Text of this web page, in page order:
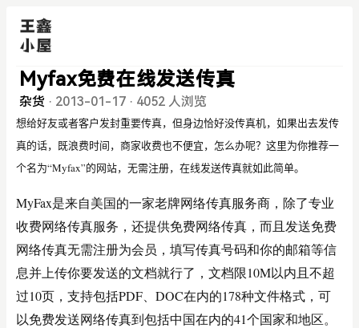
Myfax免费在线发送传真
杂货 · 2013-01-17 · 4052 人浏览
想给好友或者客户发封重要传真，但身边恰好没传真机，如果出去发传
真的话，既浪费时间，商家收费也不便宜，怎么办呢？这里为你推荐一
个名为“Myfax”的网站，无需注册，在线发送传真就如此简单。
MyFax是来自美国的一家老牌网络传真服务商，除了专业
收费网络传真服务，还提供免费网络传真，而且发送免费
网络传真无需注册为会员，填写传真号码和你的邮箱等信
息并上传你要发送的文档就行了，文档限10M以内且不超
过10页，支持包括PDF、DOC在内的178种文件格式，可
以免费发送网络传真到包括中国在内的41个国家和地区。